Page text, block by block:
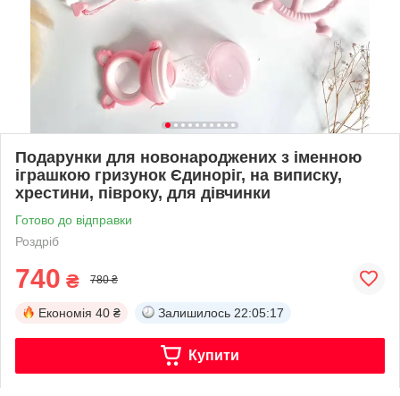
Подарунки для новонароджених з іменною
іграшкою гризунок Єдиноріг, на виписку,
хрестини, півроку, для дівчинки
Готово до відправки
Роздріб
740 ₴ 780 ₴
Економія 40 ₴ Залишилось 22:05:16
Купити